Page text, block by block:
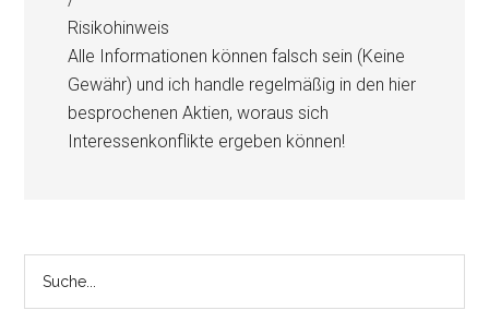
Risikohinweis
Alle Informationen können falsch sein (Keine
Gewähr) und ich handle regelmäßig in den hier
besprochenen Aktien, woraus sich
Interessenkonflikte ergeben können!